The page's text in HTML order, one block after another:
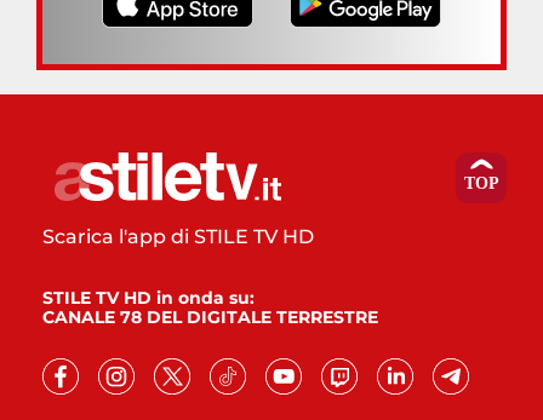
Scarica l'app di STILE TV HD
STILE TV HD in onda su:
CANALE 78 DEL DIGITALE TERRESTRE